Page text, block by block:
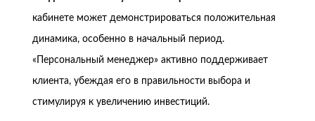
кабинете может демонстрироваться положительная
динамика, особенно в начальный период.
«Персональный менеджер» активно поддерживает
клиента, убеждая его в правильности выбора и
стимулируя к увеличению инвестиций.